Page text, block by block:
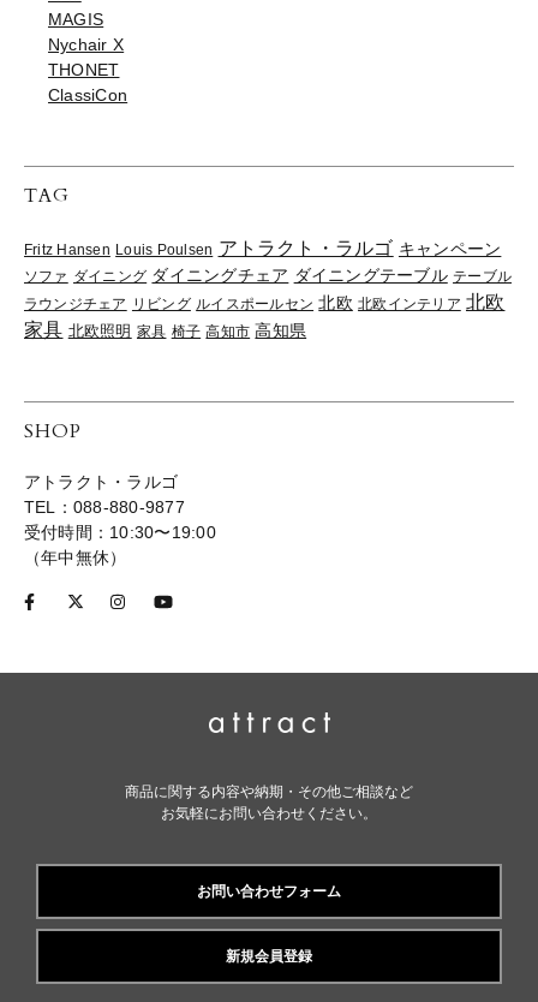
MAGIS
Nychair X
THONET
ClassiCon
TAG
Fritz Hansen Louis Poulsen アトラクト・ラルゴ キャンペーン
ソファ ダイニング ダイニングチェア ダイニングテーブル テーブル
ラウンジチェア リビング ルイスポールセン 北欧 北欧インテリア 北欧
家具 北欧照明 家具 椅子 高知市 高知県
SHOP
アトラクト・ラルゴ
TEL：088-880-9877
受付時間：10:30〜19:00
（年中無休）
商品に関する内容や納期・その他ご相談など
お気軽にお問い合わせください。
お問い合わせフォーム
新規会員登録